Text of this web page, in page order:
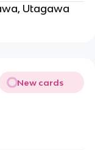
Utagawa
New cards